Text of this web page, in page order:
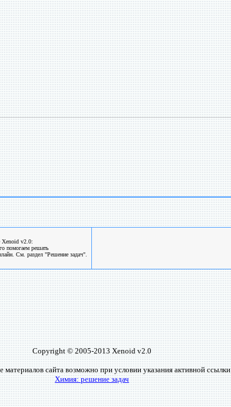
Xenoid v2.0:
помогаем решать
См. раздел "Решение задач".
Copyright © 2005-2013 Xenoid v2.0
материалов сайта возможно при условии указания активной ссылки
Химия: решение задач